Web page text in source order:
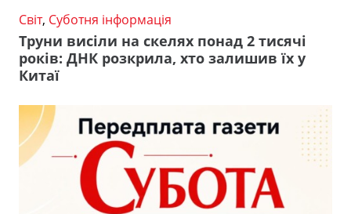
Світ, Суботня інформація
Труни висіли на скелях понад 2 тисячі
років: ДНК розкрила, хто залишив їх у
Китаї